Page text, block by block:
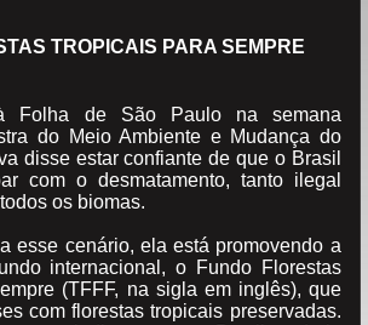
TROPICAIS PARA SEMPRE
Folha de São Paulo na semana
do Meio Ambiente e Mudança do
disse estar confiante de que o Brasil
com o desmatamento, tanto ilegal
os biomas.
esse cenário, ela está promovendo a
internacional, o Fundo Florestas
(TFFF, na sigla em inglês), que
com florestas tropicais preservadas.